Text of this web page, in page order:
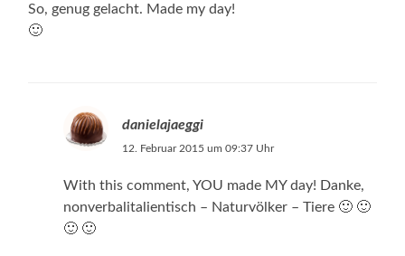
So, genug gelacht. Made my day!
🙂
danielajaeggi
12. Februar 2015 um 09:37 Uhr
With this comment, YOU made MY day! Danke,
nonverbalitalientisch – Naturvölker – Tiere 🙂 🙂
🙂 🙂